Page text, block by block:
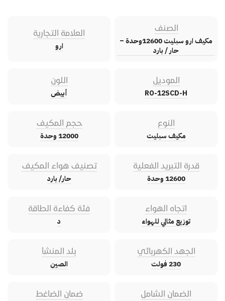
الصنف
مكيف ارو سبليت 12600وحدة –
حار / بارد
العلامة التجارية
ارو
الموديل
RO-12SCD-H
اللون
أبيض
النوع
مكيف سبليت
حجم المكيف
12000 وحدة
قدرة التبريد الفعلية
12600 وحدة
تصنيف هواء المكيف
حار/ بارد
اتجاه الهواء
توزيع مثالي للهواء
فئة كفاءة الطاقة
د
الجهد الكهربائي
230 فولت
بلد المنشأ
الصين
الضمان الشامل ضمان الضاغط